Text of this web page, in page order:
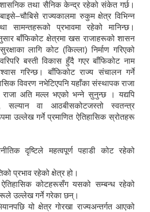
तथा सैनिक केन्द्र रहेको संकेत गर्छ।
राज्यकालमा रुकुम क्षेत्र विभिन्न
सामन्तहरूको प्रभावमा रहेको मानिन्छ।
बाँफिकोट क्षेत्रमा खस राजाहरूको शासन
लागि कोट (किल्ला) निर्माण गरिएको
बस्ती विकास हुँदै गएर बाँफिकोट नाम
गरिन्छ। बाँफिकोट राज्य संचालन गर्ने
विवरण नभेटिएपनि यहाँका संस्थापक राजा
अति मल्ल भएको भन्ने सुनुन्छ । यद्यपि
सल्यान वा आठबीसकोटजस्तो स्वतन्त्र
उल्लेख गर्ने प्रमाणित ऐतिहासिक स्रोतहरू
दृष्टिले महत्वपूर्ण पहाडी कोट रहेको
प्रभाव रहेको क्षेत्र हो।
कोटहरूसँग यसको सम्बन्ध रहेको
उल्लेख गर्ने गरेका छन्।
यो क्षेत्र गोरखा राज्यअन्तर्गत आएको